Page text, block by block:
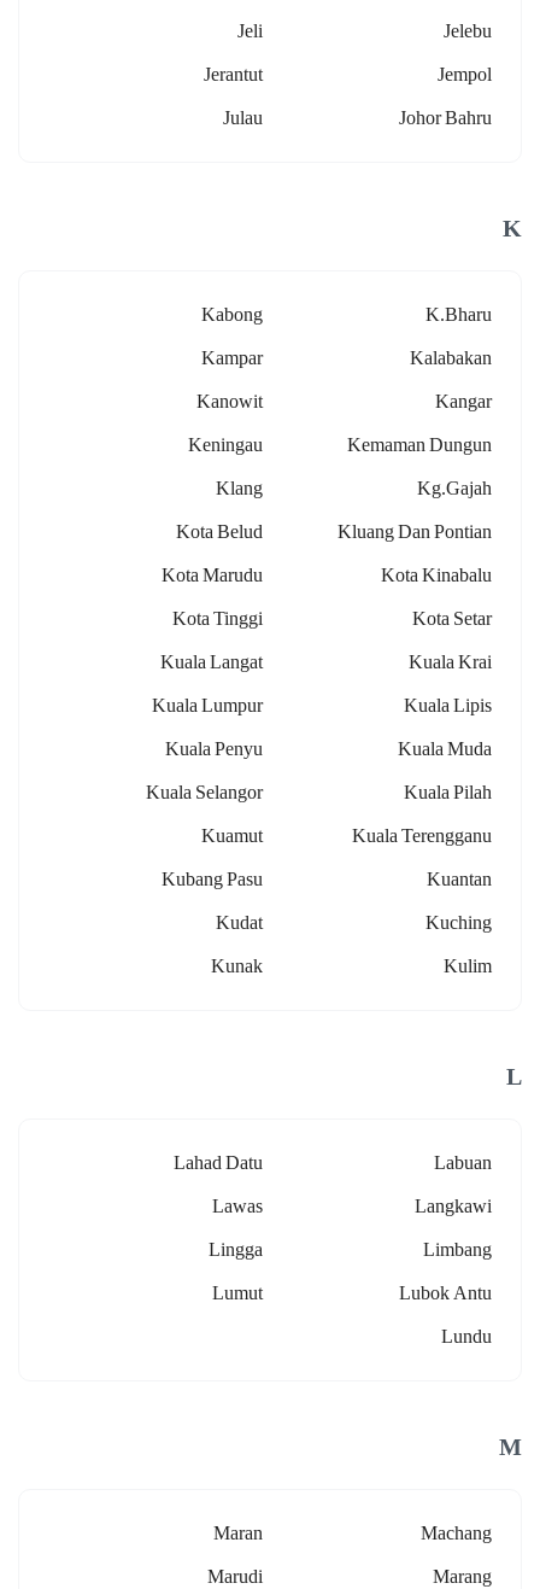
Jelebu
Jeli
Jempol
Jerantut
Johor Bahru
Julau
K
K.bharu
Kabong
Kalabakan
Kampar
Kangar
Kanowit
Kemaman Dungun
Keningau
Kg.gajah
Klang
Kluang Dan Pontian
Kota Belud
Kota Kinabalu
Kota Marudu
Kota Setar
Kota Tinggi
Kuala Krai
Kuala Langat
Kuala Lipis
Kuala Lumpur
Kuala Muda
Kuala Penyu
Kuala Pilah
Kuala Selangor
Kuala Terengganu
Kuamut
Kuantan
Kubang Pasu
Kuching
Kudat
Kulim
Kunak
L
Labuan
Lahad Datu
Langkawi
Lawas
Limbang
Lingga
Lubok Antu
Lumut
Lundu
M
Machang
Maran
Marang
Marudi